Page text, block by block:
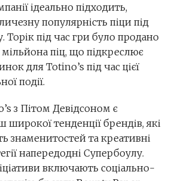
ідеально підходить,
популярність піци під
Торік під час гри було продано
піц, що підкреслює
для Totino’s під час цієї
події.
з Пітом Девідсоном є
широкої тенденції брендів, які
знаменитостей та креативні
напередодні Супербоулу.
включають соціально-